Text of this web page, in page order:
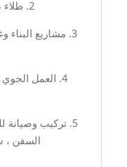
2. طلاء ، زخرفة وتجديد الجدران الخارجية.
3. مشاريع البناء
4. العمل
5. تركيب وصيانة
السفن ،